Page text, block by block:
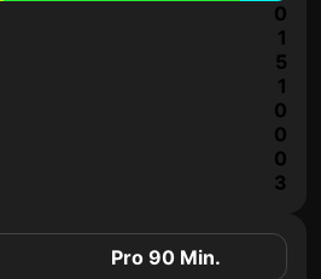
0
1
5
1
0
0
0
3
Pro 90 Min.